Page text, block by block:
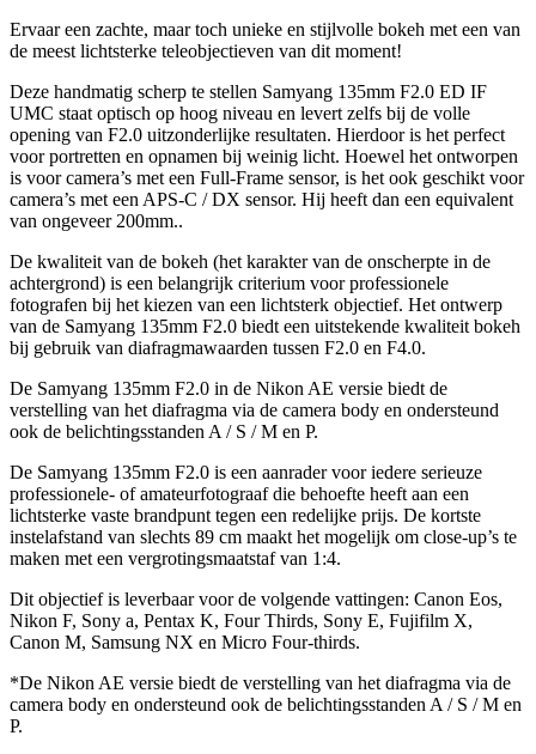
Ervaar een zachte, maar toch unieke en stijlvolle bokeh met een van
de meest lichtsterke teleobjectieven van dit moment!
Deze handmatig scherp te stellen Samyang 135mm F2.0 ED IF
UMC staat optisch op hoog niveau en levert zelfs bij de volle
opening van F2.0 uitzonderlijke resultaten. Hierdoor is het perfect
voor portretten en opnamen bij weinig licht. Hoewel het ontworpen
is voor camera’s met een Full-Frame sensor, is het ook geschikt voor
camera’s met een APS-C / DX sensor. Hij heeft dan een equivalent
van ongeveer 200mm..
De kwaliteit van de bokeh (het karakter van de onscherpte in de
achtergrond) is een belangrijk criterium voor professionele
fotografen bij het kiezen van een lichtsterk objectief. Het ontwerp
van de Samyang 135mm F2.0 biedt een uitstekende kwaliteit bokeh
bij gebruik van diafragmawaarden tussen F2.0 en F4.0.
De Samyang 135mm F2.0 in de Nikon AE versie biedt de
verstelling van het diafragma via de camera body en ondersteund
ook de belichtingsstanden A / S / M en P.
De Samyang 135mm F2.0 is een aanrader voor iedere serieuze
professionele- of amateurfotograaf die behoefte heeft aan een
lichtsterke vaste brandpunt tegen een redelijke prijs. De kortste
instelafstand van slechts 89 cm maakt het mogelijk om close-up’s te
maken met een vergrotingsmaatstaf van 1:4.
Dit objectief is leverbaar voor de volgende vattingen: Canon Eos,
Nikon F, Sony a, Pentax K, Four Thirds, Sony E, Fujifilm X,
Canon M, Samsung NX en Micro Four-thirds.
*De Nikon AE versie biedt de verstelling van het diafragma via de
camera body en ondersteund ook de belichtingsstanden A / S / M en
P.